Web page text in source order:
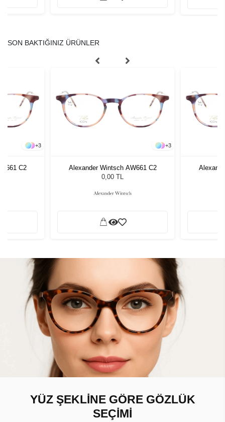
SON BAKTIĞINIZ ÜRÜNLER
+3
C2
+3
Alexander Wintsch AW661 C2
0,00 TL
YÜZ ŞEKLİNE GÖRE GÖZLÜK
SEÇİMİ